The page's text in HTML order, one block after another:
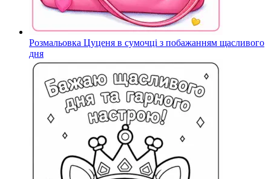
Розмальовка Цуценя в сумочці з побажанням щасливого
дня